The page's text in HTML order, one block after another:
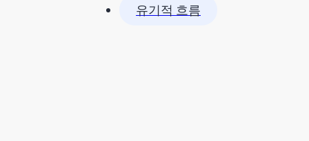
유기적 흐름